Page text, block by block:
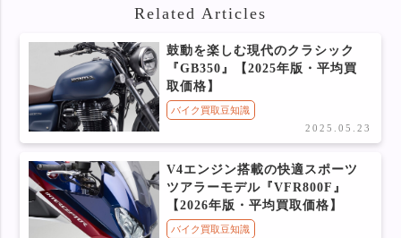
Related Articles
鼓動を楽しむ現代のクラシック
『GB350』【2025年版・平均買
取価格】
バイク買取豆知識
2025.05.23
V4エンジン搭載の快適スポーツ
ツアラーモデル『VFR800F』
【2026年版・平均買取価格】
バイク買取豆知識